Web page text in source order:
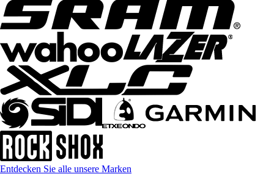
Entdecken Sie alle unsere Marken